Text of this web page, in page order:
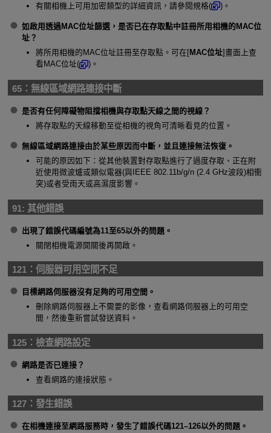
有關相機上可用加密類型的詳細資訊，請參閱規格(
)。
如啟用透過MAC位址篩選，是否已在存取點中註冊所用相機的MAC位
址？
將所用相機的MAC位址註冊至存取點。可在[MAC位址]畫面上查
看MAC位址(
)。
65： 無線區域網路連接中斷
是否有任何障礙物阻擋相機與存取點天線之間的視線？
將存取點的天線移動至從相機的視角可清晰看見的位置。
無線區域網路連接由於某些原因而中斷，並且連接無法恢復。
可能的原因如下：從其他裝置對存取點進行了過度存取、正在附
近使用微波爐或類似電器(與IEEE 802.11b/g/n (2.4 GHz波段)相衝
突)或者受雨天或高濕度影響。
91: 其他錯誤
出現了錯誤代碼編號為11至65以外的問題。
關閉相機電源開關後再開啟。
121：伺服器可用空間不足
目標網路伺服器沒有足夠的可用空間。
刪除網路伺服器上不需要的影像，查看網路伺服器上的可用空
間，然後重新嘗試發送資料。
125： 檢查網路設定
網路是否已連接？
查看網路的連接狀態。
127：發生錯誤
在相機連接至網路服務時，發生了錯誤代碼121–126以外的問題。